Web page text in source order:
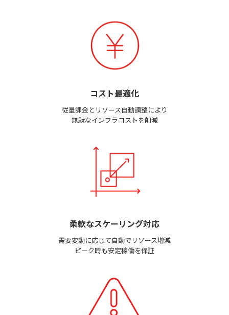
コスト最適化
従量課金とリソース自動調整により
無駄なインフラコストを削減
柔軟なスケーリング対応
需要変動に応じて自動でリソース増減
ピーク時も安定稼働を保証